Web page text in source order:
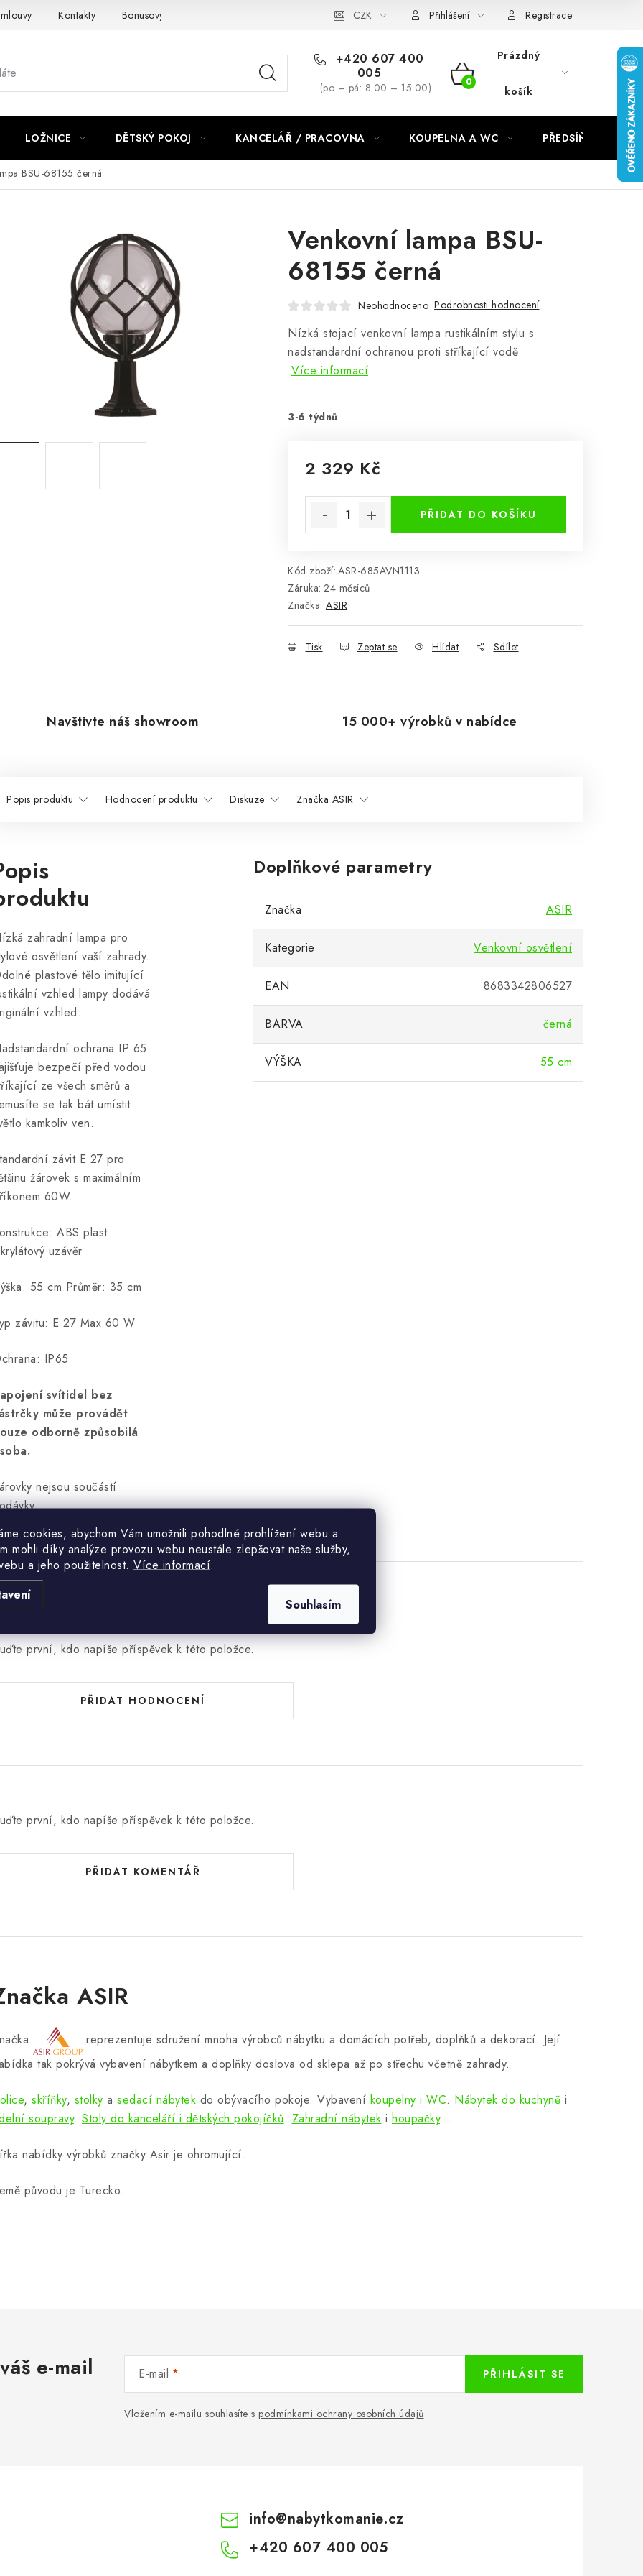
cookies, abychom Vám umožnili pohodlné prohlížení webu a
mohli díky analýze provozu webu neustále zlepšovat naše služby,
a jeho použitelnost. Více informací.
Souhlasím
Kontakty Bonusový program NBM+ CZK Přihlášení Registrace
+420 607 400
005
(po – pá: 8:00 – 15:00)
NÁKUPNÍ
Prázdný
košík
LOŽNICE DĚTSKÝ POKOJ KANCELÁŘ / PRACOVNA KOUPELNA A WC PŘEDSÍŇ
BSU-68155 černá
Venkovní lampa BSU-
68155 černá
Neohodnoceno Podrobnosti hodnocení
Nízká stojací venkovní lampa rustikálním stylu s
nadstandardní ochranou proti stříkající vodě
Více informací
3-6 týdnů
2 329 Kč
PŘIDAT DO KOŠÍKU
Kód zboží: ASR-685AVN1113
Záruka: 24 měsíců
Značka: ASIR
Tisk Zeptat se Hlídat Sdílet
Navštivte náš showroom 15 000+ výrobků v nabídce
Popis produktu Hodnocení produktu Diskuze Značka ASIR
zahradní lampa pro
osvětlení vaší zahrady.
plastové tělo imitující
vzhled lampy dodává
vzhled.
ochrana IP 65
bezpečí před vodou
ze všech směrů a
se tak bát umístit
kamkoliv ven.
závit E 27 pro
žárovek s maximálním
60W.
ABS plast
uzávěr
55 cm Průměr: 35 cm
závitu: E 27 Max 60 W
IP65
svítidel bez
může provádět
odborně způsobilá
nejsou součástí
Doplňkové parametry
Značka ASIR
Kategorie Venkovní osvětlení
EAN 8683342806527
BARVA černá
VÝŠKA 55 cm
první, kdo napíše příspěvek k této položce.
PŘIDAT HODNOCENÍ
první, kdo napíše příspěvek k této položce.
PŘIDAT KOMENTÁŘ
ASIR
reprezentuje sdružení mnoha výrobců nábytku a domácích potřeb, doplňků a dekorací. Její
tak pokrývá vybavení nábytkem a doplňky doslova od sklepa až po střechu včetně zahrady.
, skříňky, stolky a sedací nábytek do obývacího pokoje. Vybavení koupelny i WC. Nábytek do kuchyně i
soupravy. Stoly do kanceláří i dětských pokojíčků. Zahradní nábytek i houpačky....
nabídky výrobků značky Asir je ohromující.
původu je Turecko.
e-mail E-mail
Vložením e-mailu souhlasíte s podmínkami ochrany osobních údajů
PŘIHLÁSIT SE
info@nabytkomanie.cz
+420 607 400 005